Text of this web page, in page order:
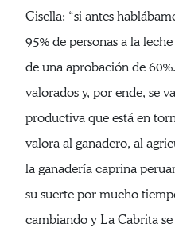
Gisella: “si antes
95% de personas a la
de una aprobación de
valorados y, por ende, se
productiva que está en
valora al ganadero, al
la ganadería caprina
su suerte por mucho
cambiando y La Cabrita